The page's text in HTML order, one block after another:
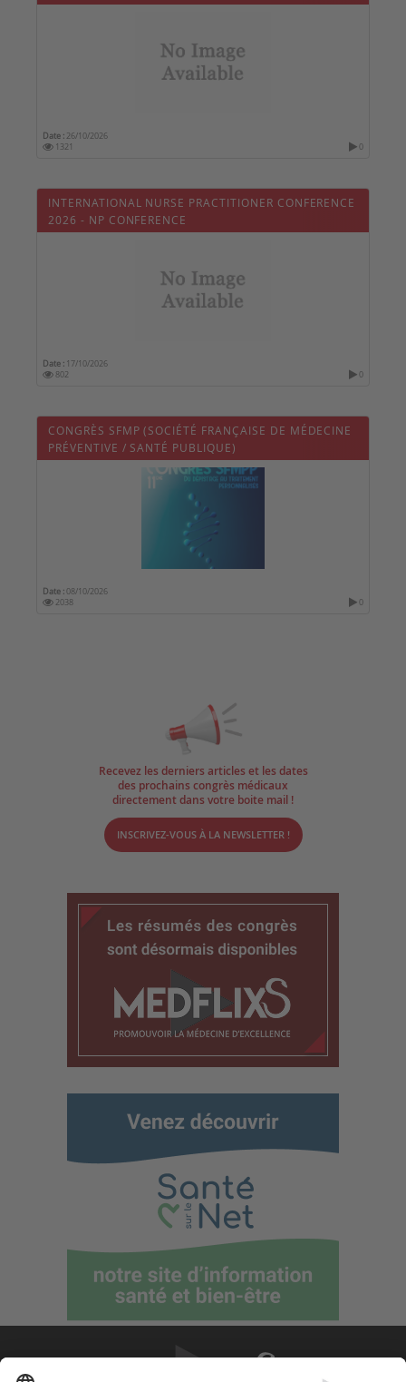
Date : 26/10/2026
1321
0
INTERNATIONAL NURSE PRACTITIONER CONFERENCE
2026 - NP CONFERENCE
Date : 17/10/2026
802
0
CONGRÈS SFMP (SOCIÉTÉ FRANÇAISE DE MÉDECINE
PRÉVENTIVE / SANTÉ PUBLIQUE)
Date :08/10/2026
2038
0
Recevez les derniers articles et les dates
des prochains congrès médicaux
directement dans votre boite mail !
INSCRIVEZ-VOUS À LA NEWSLETTER !